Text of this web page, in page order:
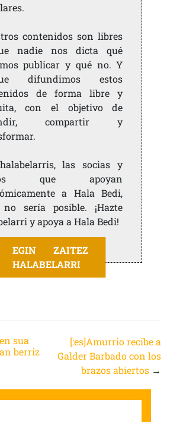
contenidos son libres
nadie nos dicta qué
publicar y qué no. Y
difundimos estos
de forma libre y
con el objetivo de
compartir y
las socias y
que apoyan
a Hala Bedi,
sería posible. ¡Hazte
y apoya a Hala Bedi!
EGIN ZAITEZ
HALABELARRI
sua
berriz
[:es]Amurrio recibe a
Galder Barbado con los
brazos abiertos →